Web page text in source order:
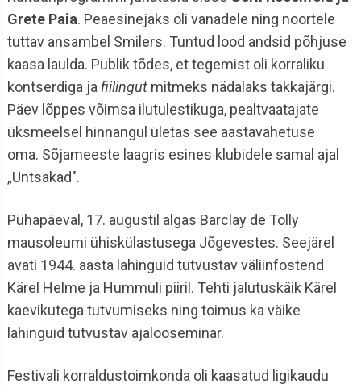
Grete Paia. Peaesinejaks oli vanadele ning noortele
tuttav ansambel Smilers. Tuntud lood andsid põhjuse
kaasa laulda. Publik tõdes, et tegemist oli korraliku
kontserdiga ja fiilingutmitmeks nädalaks takkajärgi.
Päev lõppes võimsa ilutulestikuga, pealtvaatajate
üksmeelsel hinnangul ületas see aastavahetuse
oma. Sõjameeste laagris esines klubidele samal ajal
„Untsakad".
Pühapäeval, 17. augustil algas Barclay de Tolly
mausoleumi ühiskülastusega Jõgevestes. Seejärel
avati 1944. aasta lahinguid tutvustav väliinfostend
Kärel Helme ja Hummuli piiril. Tehti jalutuskäik Kärel
kaevikutega tutvumiseks ning toimus ka väike
lahinguid tutvustav ajalooseminar.
Festivali korraldustoimkonda oli kaasatud ligikaudu